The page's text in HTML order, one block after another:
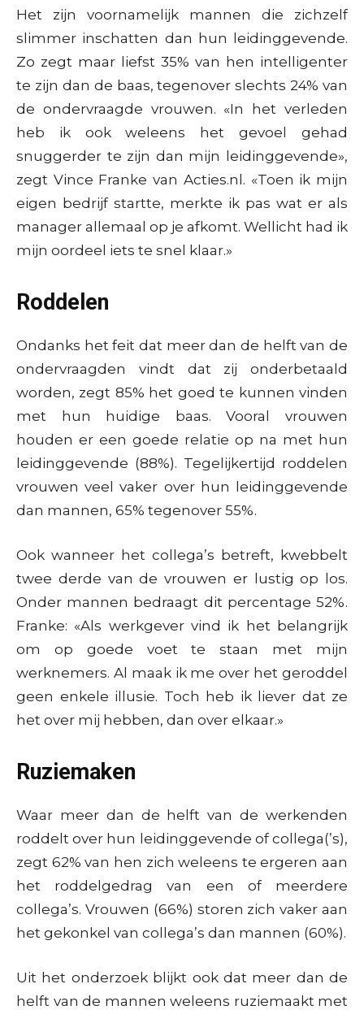
Het zijn voornamelijk mannen die zichzelf
slimmer inschatten dan hun leidinggevende.
Zo zegt maar liefst 35% van hen intelligenter
te zijn dan de baas, tegenover slechts 24% van
de ondervraagde vrouwen. «In het verleden
heb ik ook weleens het gevoel gehad
snuggerder te zijn dan mijn leidinggevende»,
zegt Vince Franke van Acties.nl. «Toen ik mijn
eigen bedrijf startte, merkte ik pas wat er als
manager allemaal op je afkomt. Wellicht had ik
mijn oordeel iets te snel klaar.»
Roddelen
Ondanks het feit dat meer dan de helft van de
ondervraagden vindt dat zij onderbetaald
worden, zegt 85% het goed te kunnen vinden
met hun huidige baas. Vooral vrouwen
houden er een goede relatie op na met hun
leidinggevende (88%). Tegelijkertijd roddelen
vrouwen veel vaker over hun leidinggevende
dan mannen, 65% tegenover 55%.
Ook wanneer het collega’s betreft, kwebbelt
twee derde van de vrouwen er lustig op los.
Onder mannen bedraagt dit percentage 52%.
Franke: «Als werkgever vind ik het belangrijk
om op goede voet te staan met mijn
werknemers. Al maak ik me over het geroddel
geen enkele illusie. Toch heb ik liever dat ze
het over mij hebben, dan over elkaar.»
Ruziemaken
Waar meer dan de helft van de werkenden
roddelt over hun leidinggevende of collega(’s),
zegt 62% van hen zich weleens te ergeren aan
het roddelgedrag van een of meerdere
collega’s. Vrouwen (66%) storen zich vaker aan
het gekonkel van collega’s dan mannen (60%).
Uit het onderzoek blijkt ook dat meer dan de
helft van de mannen weleens ruziemaakt met